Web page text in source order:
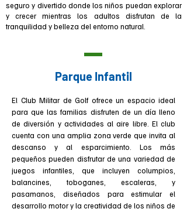
seguro y divertido donde los niños puedan explorar
y crecer mientras los adultos disfrutan de la
tranquilidad y belleza del entorno natural.
Parque Infantil
El Club Militar de Golf ofrece un espacio ideal
para que las familias disfruten de un día lleno
de diversión y actividades al aire libre. El club
cuenta con una amplia zona verde que invita al
descanso y al esparcimiento. Los más
pequeños pueden disfrutar de una variedad de
juegos infantiles, que incluyen columpios,
balancines, toboganes, escaleras, y
pasamanos, diseñados para estimular el
desarrollo motor y la creatividad de los niños de